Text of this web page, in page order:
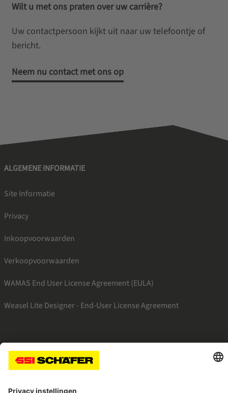
Wilt u met ons praten over uw carrière?
Uw contactpersoon kijkt uit naar uw telefoontje of
bericht.
Neem nu contact met ons op
ALGEMENE INFORMATIE
Site Informatie
Privacy
Inkoopvoorwaarden
Verkoopvoorwaarden
WAMAS End User License Agreement (EULA)
Weasel Lite Designer - End-User License Agreement
SSI facebookSSI linkedinSSI youtube